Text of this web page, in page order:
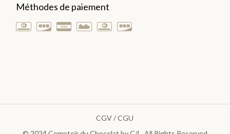
Méthodes de paiement
CGV / CGU